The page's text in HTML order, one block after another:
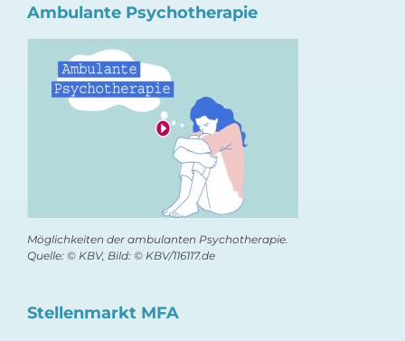
Ambulante Psychotherapie
Möglichkeiten der ambulanten Psychotherapie.
Quelle: © KBV, Bild: © KBV/116117.de
Stellenmarkt MFA